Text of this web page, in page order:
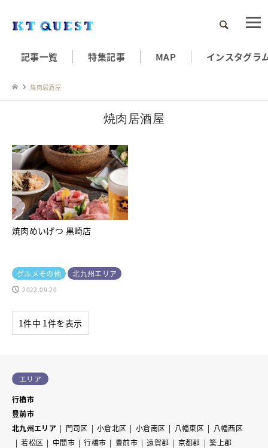
検索
記事一覧 特集記事 MAP インスタグラ
焼肉居酒屋
焼肉居酒屋
焼肉めいげつ 黒崎店
グルメその他 北九州エリア
2022.09.20
1件中 1件を表示
エリア
行橋市
豊前市
北九州エリア
門司区 小倉北区 小倉南区 八幡東区
八幡西区
若松区
中間市 行橋市 豊前市 遠賀郡 京都郡
築上郡